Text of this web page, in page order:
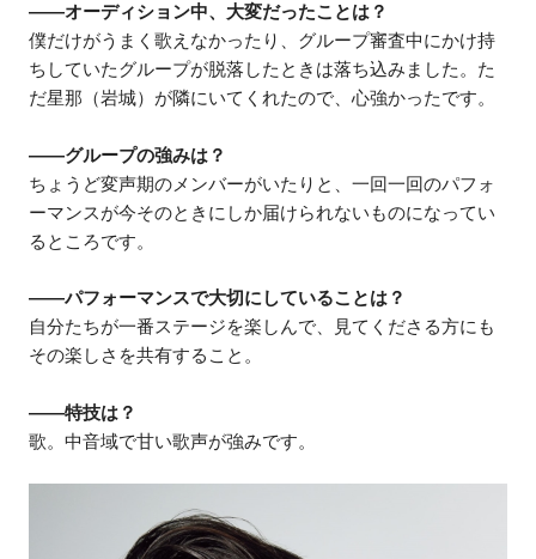
――オーディション中、大変だったことは？
僕だけがうまく歌えなかったり、グループ審査中にかけ持
ちしていたグループが脱落したときは落ち込みました。た
だ星那（岩城）が隣にいてくれたので、心強かったです。
――グループの強みは？
ちょうど変声期のメンバーがいたりと、一回一回のパフォ
ーマンスが今そのときにしか届けられないものになってい
るところです。
――パフォーマンスで大切にしていることは？
自分たちが一番ステージを楽しんで、見てくださる方にも
その楽しさを共有すること。
――特技は？
歌。中音域で甘い歌声が強みです。